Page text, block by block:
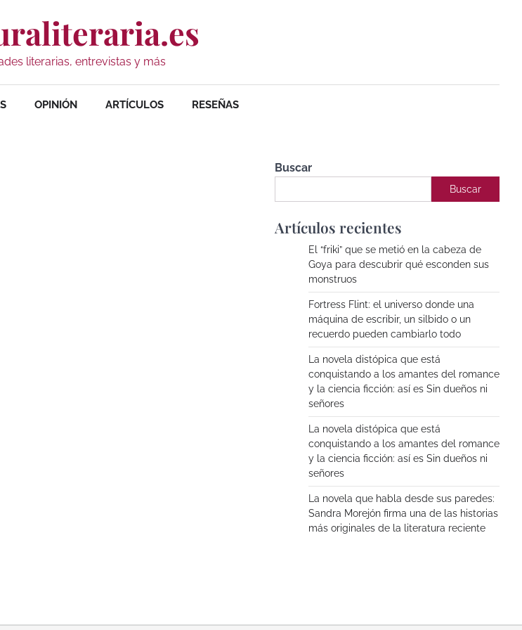
literarias, entrevistas y más
OPINIÓN ARTÍCULOS RESEÑAS
Buscar
Buscar
Artículos recientes
El “friki” que se metió en la cabeza de
Goya para descubrir qué esconden sus
monstruos
Fortress Flint: el universo donde una
máquina de escribir, un silbido o un
recuerdo pueden cambiarlo todo
La novela distópica que está
conquistando a los amantes del romance
y la ciencia ficción: así es Sin dueños ni
señores
La novela distópica que está
conquistando a los amantes del romance
y la ciencia ficción: así es Sin dueños ni
señores
La novela que habla desde sus paredes:
Sandra Morejón firma una de las historias
más originales de la literatura reciente